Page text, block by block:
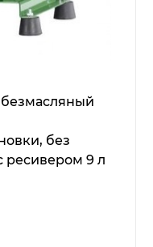
без
ресивером 9 л